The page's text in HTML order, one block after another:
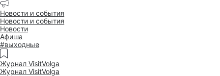
Новости и события
Новости и события
Новости
Афиша
#выходные
Журнал VisitVolga
Журнал VisitVolga